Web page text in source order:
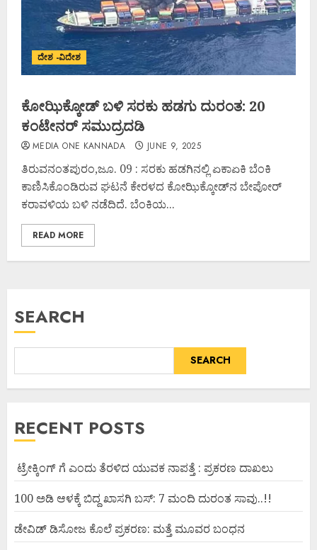
ದೇಶ -ವಿದೇಶ
ಕೋಝಿಕ್ಕೋಡ್ ಬಳಿ ಸರಕು ಹಡಗು ದುರಂತ: 20
ಕಂಟೇನರ್ ಸಮುದ್ರದಡಿ
MEDIA ONE KANNADA JUNE 9, 2025
ತಿರುವನಂತಪುರಂ,ಜೂ. 09 : ಸರಕು ಹಡಗಿನಲ್ಲಿ ಏಕಾಏಕಿ ಬೆಂಕಿ
ಕಾಣಿಸಿಕೊಂಡಿರುವ ಘಟನೆ ಕೇರಳದ ಕೋಝಿಕ್ಕೋಡ್‌ನ ಬೇಪೋರ್
ಕರಾವಳಿಯ ಬಳಿ ನಡೆದಿದೆ. ಬೆಂಕಿಯ...
READ MORE
SEARCH
SEARCH
RECENT POSTS
ಟ್ರೇಕ್ಕಿಂಗ್ ಗೆ ಎಂದು ತೆರಳಿದ ಯುವಕ ನಾಪತ್ತೆ : ಪ್ರಕರಣ ದಾಖಲು
100 ಅಡಿ ಆಳಕ್ಕೆ ಬಿದ್ದ ಖಾಸಗಿ ಬಸ್: 7 ಮಂದಿ ದುರಂತ ಸಾವು..!!
ಡೇವಿಡ್ ಡಿಸೋಜ ಕೊಲೆ ಪ್ರಕರಣ: ಮತ್ತೆ ಮೂವರ ಬಂಧನ